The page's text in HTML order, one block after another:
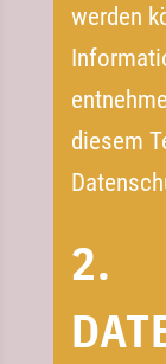
werden
diesem
2.